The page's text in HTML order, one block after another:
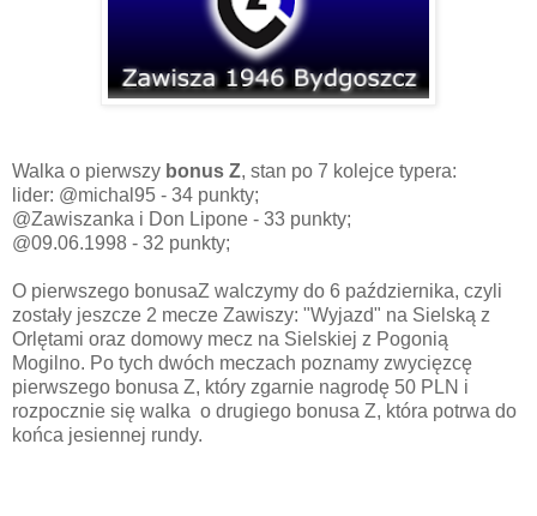
Walka o pierwszy bonus Z, stan po 7 kolejce typera:
lider: @michal95 - 34 punkty;
@Zawiszanka i Don Lipone - 33 punkty;
@09.06.1998 - 32 punkty;
O pierwszego bonusaZ walczymy do 6 października, czyli
zostały jeszcze 2 mecze Zawiszy: "Wyjazd" na Sielską z
Orlętami oraz domowy mecz na Sielskiej z Pogonią
Mogilno. Po tych dwóch meczach poznamy zwycięzcę
pierwszego bonusa Z, który zgarnie nagrodę 50 PLN i
rozpocznie się walka o drugiego bonusa Z, która potrwa do
końca jesiennej rundy.